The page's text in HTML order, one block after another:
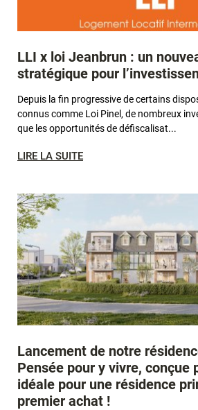
LLI x loi Jeanbrun : un
stratégique pour
Depuis la fin progressive de certains
connus comme Loi Pinel, de nombreux
que les opportunités de défiscalisat...
LIRE LA SUITE
Lancement de notre
Pensée pour y vivre, conçue
idéale pour une résidence
premier achat !